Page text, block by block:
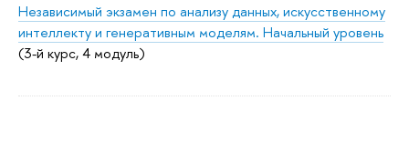
Независимый экзамен по анализу данных, искусственному
интеллекту и генеративным моделям. Начальный уровень
(3-й курс, 4 модуль)